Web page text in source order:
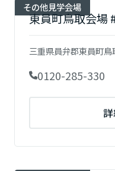
その他見学会場
東員町鳥取会場
三重県員弁郡東員町鳥
0120-285-330